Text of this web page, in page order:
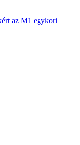
az M1 egykori